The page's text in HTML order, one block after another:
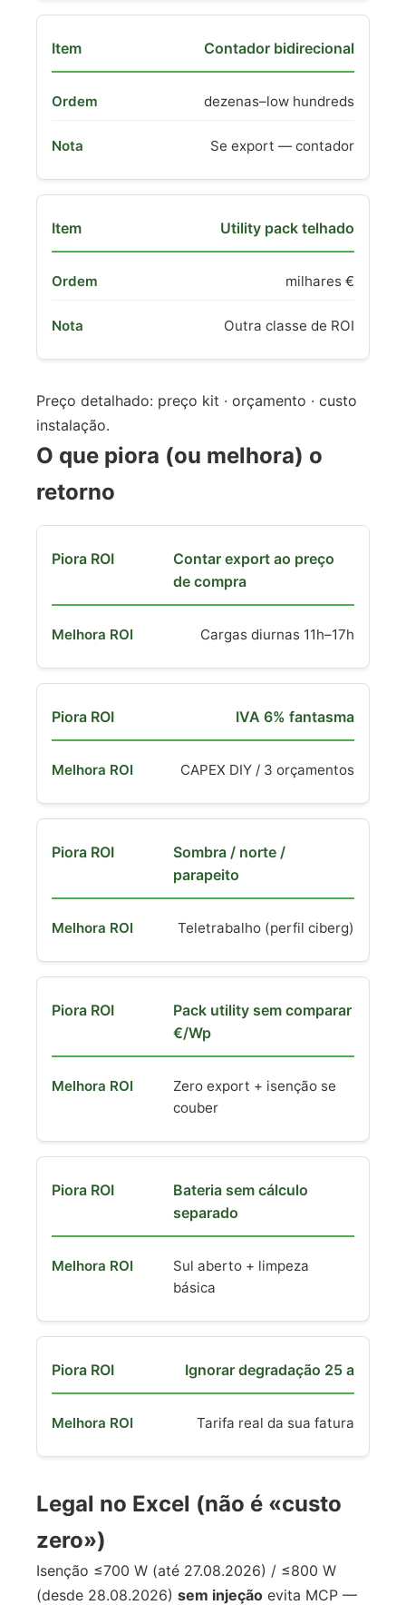
Contador bidirecional
dezenas–low hundreds
Se export — contador
Utility pack telhado
milhares €
Outra classe de ROI
Preço detalhado: preço kit · orçamento · custo
instalação.
O que piora (ou melhora) o
retorno
Contar export ao preço
de compra
Cargas diurnas 11h–17h
IVA 6% fantasma
CAPEX DIY / 3 orçamentos
Sombra / norte /
parapeito
Teletrabalho (perfil ciberg)
Pack utility sem comparar
€/Wp
Zero export + isenção se
couber
Bateria sem cálculo
separado
Sul aberto + limpeza
básica
Ignorar degradação 25 a
Tarifa real da sua fatura
Legal no Excel (não é «custo
zero»)
Isenção ≤700 W (até 27.08.2026) / ≤800 W
(desde 28.08.2026) sem injeção evita MCP —